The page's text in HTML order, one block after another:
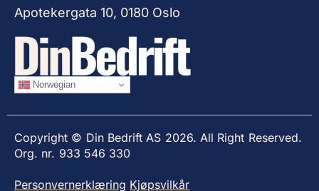
Apotekergata 10, 0180 Oslo
Norwegian
Copyright © Din Bedrift AS 2026. All Right Reserved.
Org. nr. 933 546 330
Personvernerklæring Kjøpsvilkår